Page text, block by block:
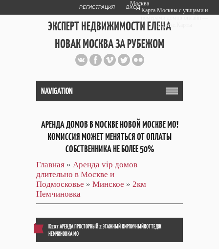
РЕГИСТРАЦИЯ ВХОД
ЭКСПЕРТ НЕДВИЖИМОСТИ ЕЛЕНА
НОВАК МОСКВА ЗА РУБЕЖОМ
Публичный сайт эксперта автора
web дизайнера+7 903 708 1884
NAVIGATION
АРЕНДА ДОМОВ В МОСКВЕ НОВОЙ МОСКВЕ МО!
КОМИССИЯ МОЖЕТ МЕНЯТЬСЯ ОТ ОПЛАТЫ
СОБСТВЕННИКА НЕ БОЛЕЕ 50%
Главная » Аренда vip домов
длительно в Москве и
Подмосковье » Минское » 2км
Немчиновка
ID207 АРЕНДА ПРОСТОРНЫЙ 2 ЭТАЖНЫЙ КИРПИЧНЫЙКОТТЕДЖ
НЕМЧИНОВКА МО
Москва
Карта Москвы с улицами и
Яндекс.Карты